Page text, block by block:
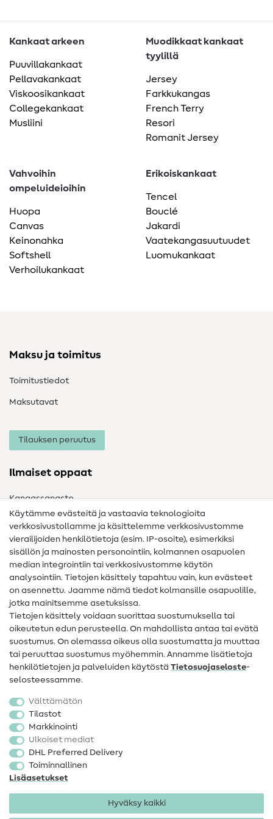
Kankaat arkeen
Puuvillakankaat
Pellavakankaat
Viskoosikankaat
Collegekankaat
Musliini
Muodikkaat kankaat
tyylillä
Jersey
Farkkukangas
French Terry
Resori
Romanit Jersey
Vahvoihin
ompeluideioihin
Huopa
Canvas
Keinonahka
Softshell
Verhoilukankaat
Erikoiskankaat
Tencel
Bouclé
Jakardi
Vaatekangasuutuudet
Luomukankaat
Maksu ja toimitus
Toimitustiedot
Maksutavat
Tilauksen peruutus
Ilmaiset oppaat
Kangassanasto
Ompelusanasto
Ompeluohjeet
Apua ja yhteystiedot
Yhteystiedot
Tietoa omistajanvaihdoksesta
Peruutusoikeus
Suosittu
Kankaat
Ompelutarvikkeet
Ale
Käytämme evästeitä ja vastaavia teknologioita
verkkosivustollamme ja käsittelemme verkkosivustomme
vierailijoiden henkilötietoja (esim. IP-osoite), esimerkiksi
sisällön ja mainosten personointiin, kolmannen osapuolen
median integrointiin tai verkkosivustomme käytön
analysointiin. Tietojen käsittely tapahtuu vain, kun evästeet
on asennettu. Jaamme nämä tiedot kolmansille osapuolille,
jotka mainitsemme asetuksissa.
Tietojen käsittely voidaan suorittaa suostumuksella tai
oikeutetun edun perusteella. On mahdollista antaa tai evätä
suostumus. On olemassa oikeus olla suostumatta ja muuttaa
tai peruuttaa suostumus myöhemmin. Annamme lisätietoja
henkilötietojen ja palveluiden käytöstä Tietosuojaseloste-
selosteessamme.
Välttämätön
Tilastot
Markkinointi
Ulkoiset mediat
DHL Preferred Delivery
Toiminnallinen
Lisäasetukset
Hyväksy kaikki